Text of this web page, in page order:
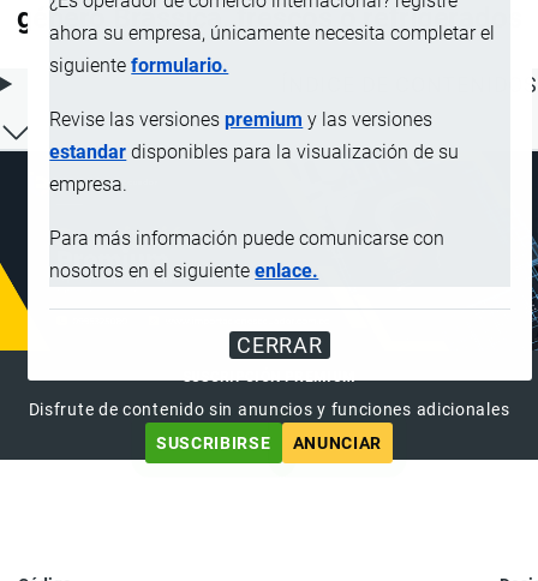
ahora su empresa, únicamente necesita completar el
siguienteformulario.
Revise las versionespremium y las versiones
estandar disponibles para la visualización de su
empresa.
Para más información puede comunicarse con
nosotros en el siguienteenlace.
CERRAR
género Brassica, frescos o refrigerados
ÍNDICE DE CONTENIDOS
SUSCRIPCIÓN PREMIUM
Disfrute de contenido sin anuncios y funciones adicionales
SUSCRIBIRSE
ANUNCIAR